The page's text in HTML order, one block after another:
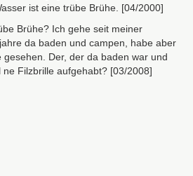
ist eine trübe Brühe. [04/2000]
Brühe? Ich gehe seit meiner
da baden und campen, habe aber
Der, der da baden war und
Filzbrille aufgehabt? [03/2008]